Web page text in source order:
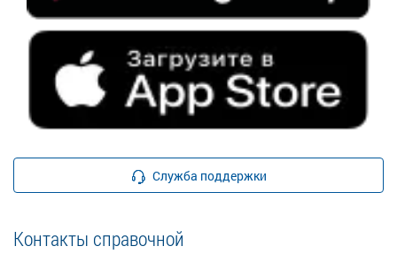
Служба поддержки
Контакты справочной